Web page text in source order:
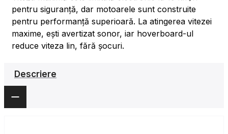
pentru siguranță, dar motoarele sunt construite
pentru performanță superioară. La atingerea vitezei
maxime, ești avertizat sonor, iar hoverboard-ul
reduce viteza lin, fără șocuri.
Descriere